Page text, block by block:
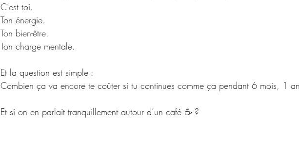
C’est toi.
Ton énergie.
Ton bien-être.
Ton charge mentale.
Et la question est simple :
Combien ça va encore te coûter si tu continues comme ça pendant 6 mois, 1
Et si on en parlait tranquillement autour d’un café ☕ ?